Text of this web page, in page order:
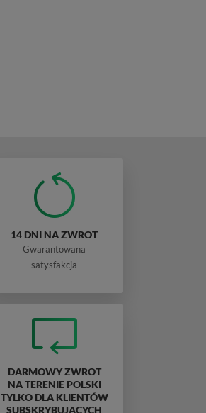
14 DNI NA ZWROT
Gwarantowana
satysfakcja
DARMOWY ZWROT
NA TERENIE POLSKI
TYLKO DLA KLIENTÓW
SUBSKRYBUJĄCYCH